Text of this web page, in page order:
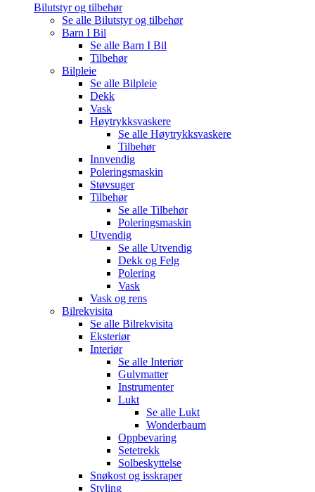
Bilutstyr og tilbehør
Se alle Bilutstyr og tilbehør
Barn I Bil
Se alle Barn I Bil
Tilbehør
Bilpleie
Se alle Bilpleie
Dekk
Vask
Høytrykksvaskere
Se alle Høytrykksvaskere
Tilbehør
Innvendig
Poleringsmaskin
Støvsuger
Tilbehør
Se alle Tilbehør
Poleringsmaskin
Utvendig
Se alle Utvendig
Dekk og Felg
Polering
Vask
Vask og rens
Bilrekvisita
Se alle Bilrekvisita
Eksteriør
Interiør
Se alle Interiør
Gulvmatter
Instrumenter
Lukt
Se alle Lukt
Wonderbaum
Oppbevaring
Setetrekk
Solbeskyttelse
Snøkost og isskraper
Styling